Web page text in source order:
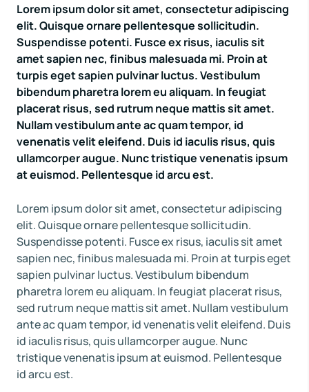
Lorem ipsum dolor sit amet, consectetur adipiscing
elit. Quisque ornare pellentesque sollicitudin.
Suspendisse potenti. Fusce ex risus, iaculis sit
amet sapien nec, finibus malesuada mi. Proin at
turpis eget sapien pulvinar luctus. Vestibulum
bibendum pharetra lorem eu aliquam. In feugiat
placerat risus, sed rutrum neque mattis sit amet.
Nullam vestibulum ante ac quam tempor, id
venenatis velit eleifend. Duis id iaculis risus, quis
ullamcorper augue. Nunc tristique venenatis ipsum
at euismod. Pellentesque id arcu est.
Lorem ipsum dolor sit amet, consectetur adipiscing
elit. Quisque ornare pellentesque sollicitudin.
Suspendisse potenti. Fusce ex risus, iaculis sit amet
sapien nec, finibus malesuada mi. Proin at turpis eget
sapien pulvinar luctus. Vestibulum bibendum
pharetra lorem eu aliquam. In feugiat placerat risus,
sed rutrum neque mattis sit amet. Nullam vestibulum
ante ac quam tempor, id venenatis velit eleifend. Duis
id iaculis risus, quis ullamcorper augue. Nunc
tristique venenatis ipsum at euismod. Pellentesque
id arcu est.